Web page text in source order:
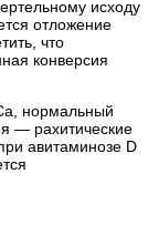
исходу
отложение
что
конверсия
нормальный
— рахитические
авитаминозе D